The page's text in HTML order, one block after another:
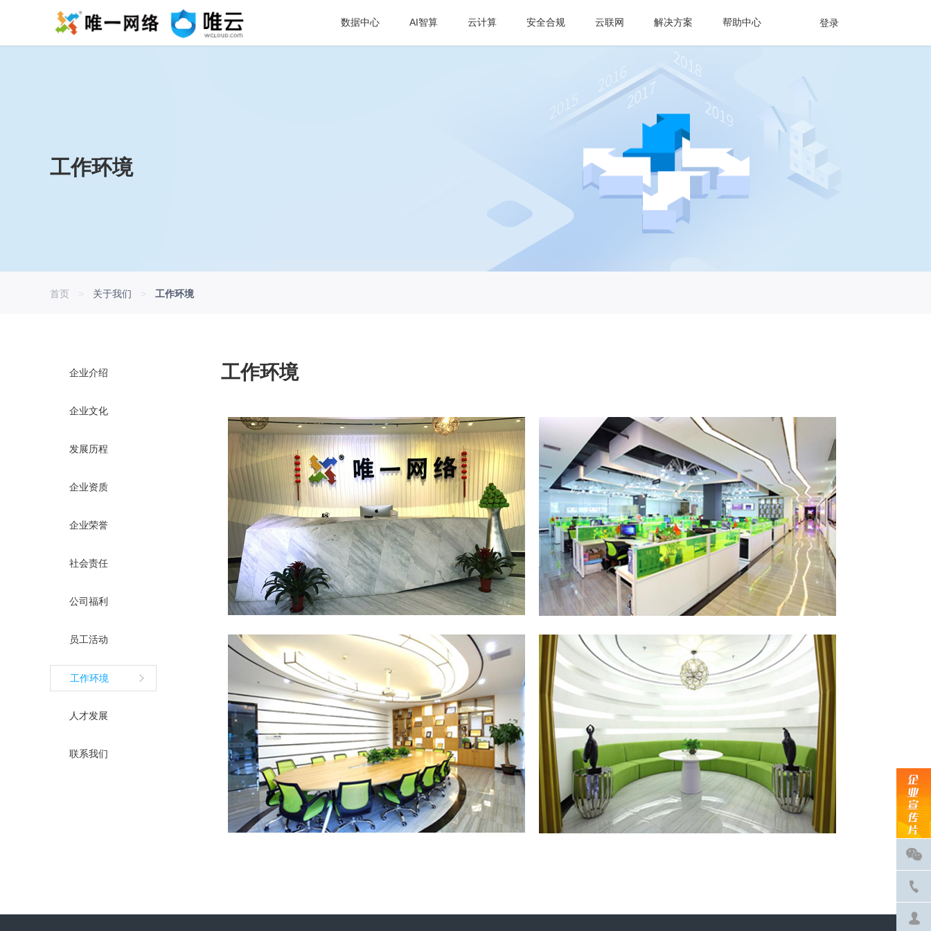
数据中心 AI智算 云计算 安全合规 云联网 解决方案 帮助中心 登录
工作环境
首页 > 关于我们 > 工作环境
企业介绍
企业文化
发展历程
企业资质
企业荣誉
社会责任
公司福利
员工活动
工作环境
人才发展
联系我们
工作环境